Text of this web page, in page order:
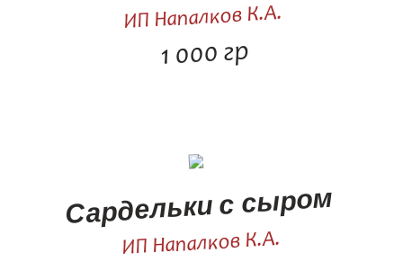
ИП Напалков К.А.
1 000 гр
Сардельки с сыром
ИП Напалков К.А.